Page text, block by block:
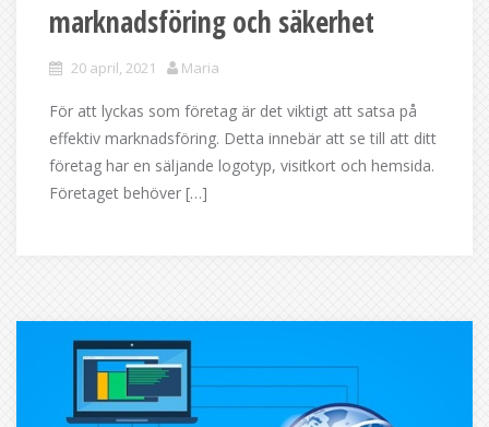
marknadsföring och säkerhet
20 april, 2021 Maria
För att lyckas som företag är det viktigt att satsa på
effektiv marknadsföring. Detta innebär att se till att ditt
företag har en säljande logotyp, visitkort och hemsida.
Företaget behöver […]